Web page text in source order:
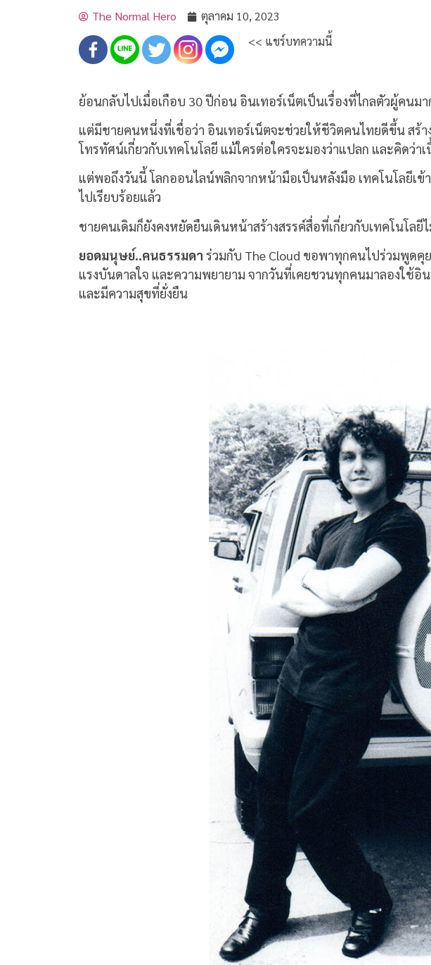
The Normal Hero
ตุลาคม 10, 2023
<< แชร์บทความนี้
ย้อนกลับไปเมื่อเกือบ 30 ปีก่อน อินเทอร์เน็ตเป็นเรื่องที่ไกลตัวผู้คน
แต่มีชายคนหนึ่งที่เชื่อว่า อินเทอร์เน็ตจะช่วยให้ชีวิตคนไทยดีขึ้น สร้าง
โทรทัศน์เกี่ยวกับเทคโนโลยี แม้ใครต่อใครจะมองว่าแปลก และคิดว่า
แต่พอถึงวันนี้ โลกออนไลน์พลิกจากหน้ามือเป็นหลังมือ เทคโนโลยีเ
ไปเรียบร้อยแล้ว
ชายคนเดิมก็ยังคงหยัดยืนเดินหน้าสร้างสรรค์สื่อที่เกี่ยวกับเทคโนโลยี
ยอดมนุษย์..คนธรรมดา ร่วมกับ The Cloud ขอพาทุกคนไปร่วมพูดคุ
แรงบันดาลใจ และความพยายาม จากวันที่เคยชวนทุกคนมาลองใช้อิ
และมีความสุขที่ยั่งยืน